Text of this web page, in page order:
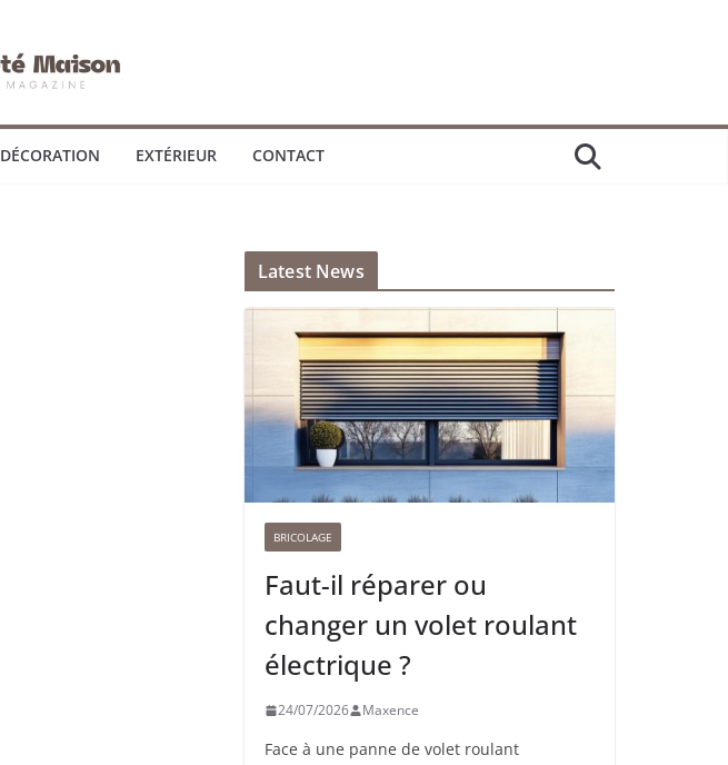
DÉCORATION EXTÉRIEUR CONTACT
Latest News
BRICOLAGE
Faut-il réparer ou
changer un volet roulant
électrique ?
24/07/2026 Maxence
Face à une panne de volet roulant